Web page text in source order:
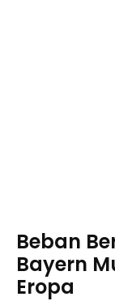
Beban
Bayern
Eropa